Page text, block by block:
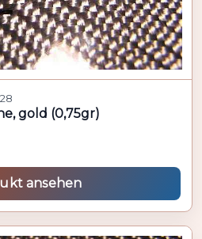
gold (0,75gr)
ansehen